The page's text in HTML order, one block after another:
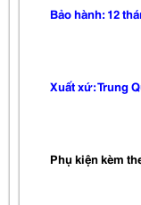
Bảo hành: 12
Xuất xứ: Trung
Phụ kiện kèm